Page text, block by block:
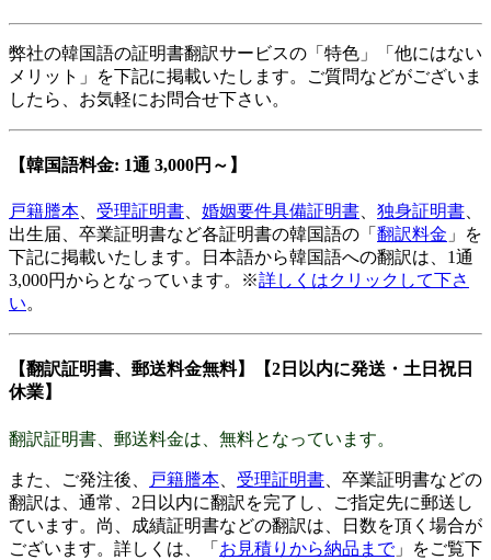
弊社の韓国語の証明書翻訳サービスの「特色」「他にはない
メリット」を下記に掲載いたします。ご質問などがございま
したら、お気軽にお問合せ下さい。
【韓国語料金: 1通 3,000円～】
戸籍謄本 受理証明書 婚姻要件具備証明書 独身証明書
出生届、卒業証明書など各証明書の韓国語の「 翻訳料金 」を
下記に掲載いたします。日本語から韓国語への翻訳は、1通
3,000円からとなっています。※詳しくはクリックして下さ
い。
【翻訳証明書、郵送料金無料】【2日以内に発送・土日祝日
休業】
翻訳証明書、郵送料金は、無料となっています。
また、ご発注後、 戸籍謄本 受理証明書 、卒業証明書などの
翻訳は、通常、2日以内に翻訳を完了し、ご指定先に郵送し
ています。尚、成績証明書などの翻訳は、日数を頂く場合が
ございます。詳しくは、「 お見積りから納品まで」をご覧下